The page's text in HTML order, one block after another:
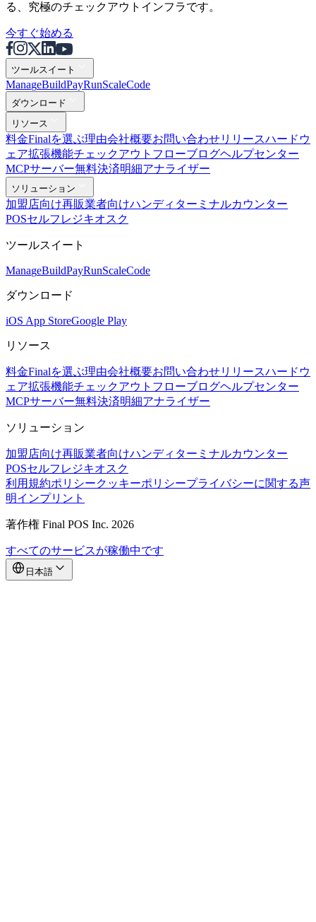
る、究極のチェックアウトインフラです。
今すぐ始める
ツールスイート
ManageBuildPayRunScaleCode
ダウンロード
リソース
料金Finalを選ぶ理由会社概要お問い合わせリリースハードウ
ェア拡張機能チェックアウトフローブログヘルプセンター
MCPサーバー無料決済明細アナライザー
ソリューション
加盟店向け再販業者向けハンディターミナルカウンター
POSセルフレジキオスク
ツールスイート
ManageBuildPayRunScaleCode
ダウンロード
iOS App StoreGoogle Play
リソース
料金Finalを選ぶ理由会社概要お問い合わせリリースハードウ
ェア拡張機能チェックアウトフローブログヘルプセンター
MCPサーバー無料決済明細アナライザー
ソリューション
加盟店向け再販業者向けハンディターミナルカウンター
POSセルフレジキオスク
利用規約ポリシークッキーポリシープライバシーに関する声
明インプリント
著作権 Final POS Inc. 2026
すべてのサービスが稼働中です
日本語